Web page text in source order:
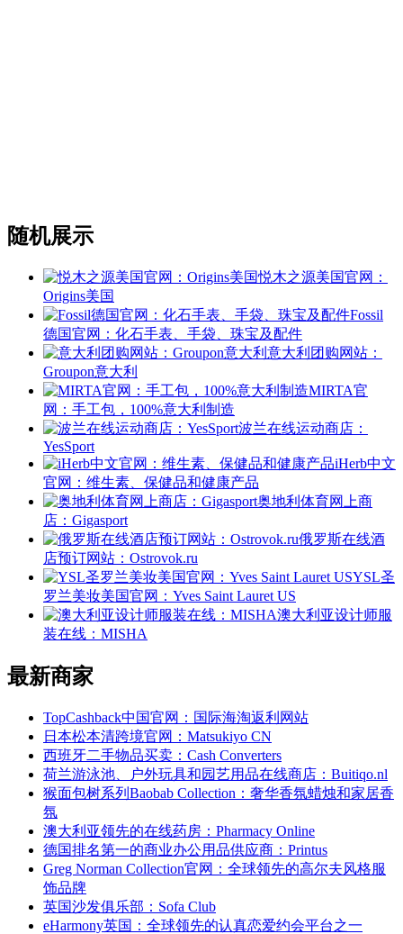
随机展示
悦木之源美国官网：
Origins美国
Fossil
德国官网：化石手表、手袋、珠宝及配件
意大利团购网站：
Groupon意大利
MIRTA官
网：手工包，100%意大利制造
波兰在线运动商店：
YesSport
iHerb中文
官网：维生素、保健品和健康产品
奥地利体育网上商
店：Gigasport
俄罗斯在线酒
店预订网站：Ostrovok.ru
YSL圣
罗兰美妆美国官网：Yves Saint Lauret US
澳大利亚设计师服
装在线：MISHA
最新商家
TopCashback中国官网：国际海淘返利网站
日本松本清跨境官网：Matsukiyo CN
西班牙二手物品买卖：Cash Converters
荷兰游泳池、户外玩具和园艺用品在线商店：Buitiqo.nl
猴面包树系列Baobab Collection：奢华香氛蜡烛和家居香
氛
澳大利亚领先的在线药房：Pharmacy Online
德国排名第一的商业办公用品供应商：Printus
Greg Norman Collection官网：全球领先的高尔夫风格服
饰品牌
英国沙发俱乐部：Sofa Club
eHarmony英国：全球领先的认真恋爱约会平台之一